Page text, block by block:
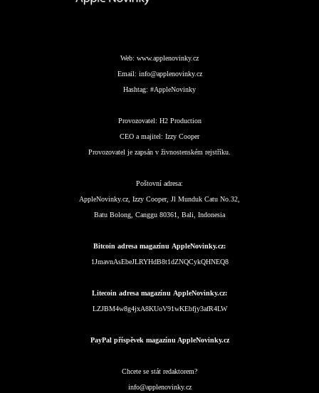
Web: www.applenovinky.cz
Email: info@applenovinky.cz
Hashtag: #AppleNovinky
Provozovatel: H2 Production
CEO a majitel: Izzy Cooper
Provozovatel je zapsán v živnostenském rejstříku.
Poštovní adresa:
AppleNovinky.cz, Izzy Cooper, Jl Munduk Catu No.32,
Batu Bolong, Canggu 80361, Bali, Indonesia
Bitcoin adresa magazínu AppleNovinky.cz:
1JmavnAsEbeJLRYHdB8t1dZNQCykQHNEQ8
Litecoin adresa magazínu AppleNovinky.cz:
LZJBM4w8g4jxA8KUoV91wKEbfjy3afR4LW
PayPal příspěvek magazínu AppleNovinky.cz
Chcete se stát redaktorem?
info@applenovinky.cz